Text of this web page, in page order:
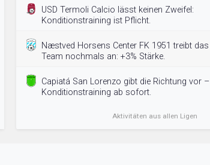
USD Termoli Calcio lässt keinen Zweifel:
Konditionstraining ist Pflicht.
Næstved Horsens Center FK 1951 treibt das
Team nochmals an: +3% Stärke.
Capiatá San Lorenzo gibt die Richtung vor –
Konditionstraining ab sofort.
Aktivitäten aus allen Ligen